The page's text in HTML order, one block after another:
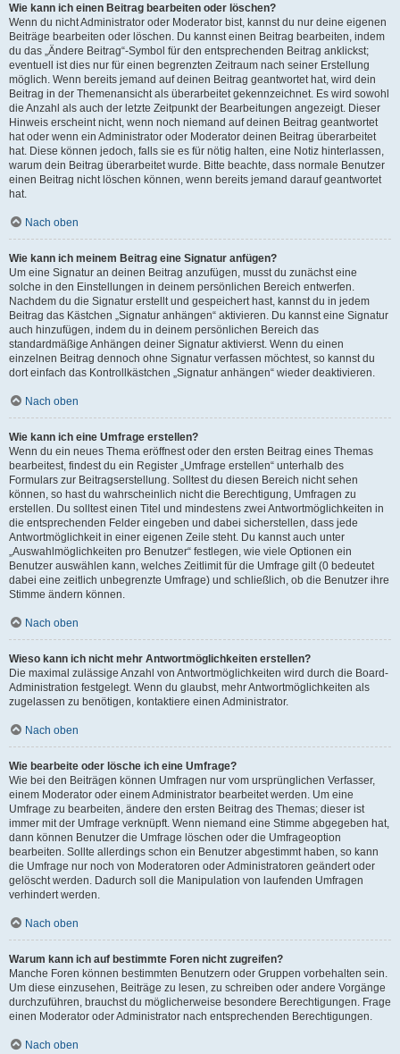
Wie kann ich einen Beitrag bearbeiten oder löschen?
Wenn du nicht Administrator oder Moderator bist, kannst du nur deine eigenen
Beiträge bearbeiten oder löschen. Du kannst einen Beitrag bearbeiten, indem
du das „Ändere Beitrag“-Symbol für den entsprechenden Beitrag anklickst;
eventuell ist dies nur für einen begrenzten Zeitraum nach seiner Erstellung
möglich. Wenn bereits jemand auf deinen Beitrag geantwortet hat, wird dein
Beitrag in der Themenansicht als überarbeitet gekennzeichnet. Es wird sowohl
die Anzahl als auch der letzte Zeitpunkt der Bearbeitungen angezeigt. Dieser
Hinweis erscheint nicht, wenn noch niemand auf deinen Beitrag geantwortet
hat oder wenn ein Administrator oder Moderator deinen Beitrag überarbeitet
hat. Diese können jedoch, falls sie es für nötig halten, eine Notiz hinterlassen,
warum dein Beitrag überarbeitet wurde. Bitte beachte, dass normale Benutzer
einen Beitrag nicht löschen können, wenn bereits jemand darauf geantwortet
hat.
Nach oben
Wie kann ich meinem Beitrag eine Signatur anfügen?
Um eine Signatur an deinen Beitrag anzufügen, musst du zunächst eine
solche in den Einstellungen in deinem persönlichen Bereich entwerfen.
Nachdem du die Signatur erstellt und gespeichert hast, kannst du in jedem
Beitrag das Kästchen „Signatur anhängen“ aktivieren. Du kannst eine Signatur
auch hinzufügen, indem du in deinem persönlichen Bereich das
standardmäßige Anhängen deiner Signatur aktivierst. Wenn du einen
einzelnen Beitrag dennoch ohne Signatur verfassen möchtest, so kannst du
dort einfach das Kontrollkästchen „Signatur anhängen“ wieder deaktivieren.
Nach oben
Wie kann ich eine Umfrage erstellen?
Wenn du ein neues Thema eröffnest oder den ersten Beitrag eines Themas
bearbeitest, findest du ein Register „Umfrage erstellen“ unterhalb des
Formulars zur Beitragserstellung. Solltest du diesen Bereich nicht sehen
können, so hast du wahrscheinlich nicht die Berechtigung, Umfragen zu
erstellen. Du solltest einen Titel und mindestens zwei Antwortmöglichkeiten in
die entsprechenden Felder eingeben und dabei sicherstellen, dass jede
Antwortmöglichkeit in einer eigenen Zeile steht. Du kannst auch unter
„Auswahlmöglichkeiten pro Benutzer“ festlegen, wie viele Optionen ein
Benutzer auswählen kann, welches Zeitlimit für die Umfrage gilt (0 bedeutet
dabei eine zeitlich unbegrenzte Umfrage) und schließlich, ob die Benutzer ihre
Stimme ändern können.
Nach oben
Wieso kann ich nicht mehr Antwortmöglichkeiten erstellen?
Die maximal zulässige Anzahl von Antwortmöglichkeiten wird durch die Board-
Administration festgelegt. Wenn du glaubst, mehr Antwortmöglichkeiten als
zugelassen zu benötigen, kontaktiere einen Administrator.
Nach oben
Wie bearbeite oder lösche ich eine Umfrage?
Wie bei den Beiträgen können Umfragen nur vom ursprünglichen Verfasser,
einem Moderator oder einem Administrator bearbeitet werden. Um eine
Umfrage zu bearbeiten, ändere den ersten Beitrag des Themas; dieser ist
immer mit der Umfrage verknüpft. Wenn niemand eine Stimme abgegeben hat,
dann können Benutzer die Umfrage löschen oder die Umfrageoption
bearbeiten. Sollte allerdings schon ein Benutzer abgestimmt haben, so kann
die Umfrage nur noch von Moderatoren oder Administratoren geändert oder
gelöscht werden. Dadurch soll die Manipulation von laufenden Umfragen
verhindert werden.
Nach oben
Warum kann ich auf bestimmte Foren nicht zugreifen?
Manche Foren können bestimmten Benutzern oder Gruppen vorbehalten sein.
Um diese einzusehen, Beiträge zu lesen, zu schreiben oder andere Vorgänge
durchzuführen, brauchst du möglicherweise besondere Berechtigungen. Frage
einen Moderator oder Administrator nach entsprechenden Berechtigungen.
Nach oben